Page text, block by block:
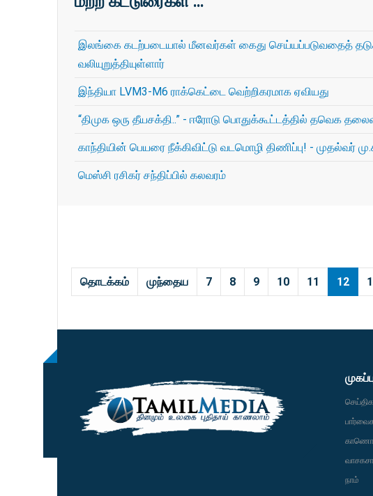
இலங்கை கடற்படையால் மீனவர்கள் கைது செய்யப்படுவதைத்
வலியுறுத்தியுள்ளார்
இந்தியா LVM3-M6 ராக்கெட்டை வெற்றிகரமாக ஏவியது
“திமுக ஒரு தீயசக்தி..” - ஈரோடு பொதுக்கூட்டத்தில் தவெக
காந்தியின் பெயரை நீக்கிவிட்டு வடமொழி திணிப்பு! - முதல்வர்
மெஸ்சி ரசிகர் சந்திப்பில் கலவரம்
தொடக்கம் முந்தைய 7 8 9 10 11 12
நாம்